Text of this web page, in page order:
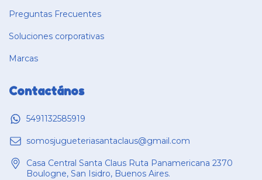
Preguntas Frecuentes
Soluciones corporativas
Marcas
Contactános
5491132585919
somosjugueteriasantaclaus@gmail.com
Casa Central Santa Claus Ruta Panamericana 2370
Boulogne, San Isidro, Buenos Aires.